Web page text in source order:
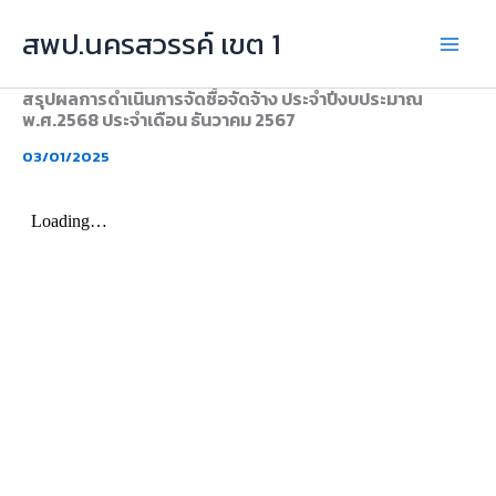
สพป.นครสวรรค์ เขต 1
สรุปผลการดำเนินการจัดซื้อจัดจ้าง ประจำปีงบประมาณ
พ.ศ.2568 ประจำเดือน ธันวาคม 2567
03/01/2025